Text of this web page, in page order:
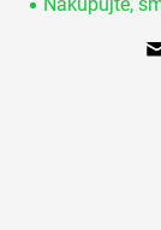
Nakupujte,